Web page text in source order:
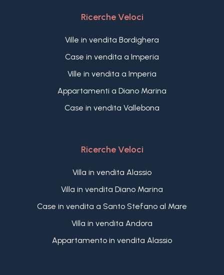
Ricerche Veloci
Ville in vendita Bordighera
Case in vendita a Imperia
Ville in vendita a Imperia
Appartamenti a Diano Marina
Case in vendita Vallebona
Ricerche Veloci
Villa in vendita Alassio
Villa in vendita Diano Marina
Case in vendita a Santo Stefano al Mare
Villa in vendita Andora
Appartamento in vendita Alassio